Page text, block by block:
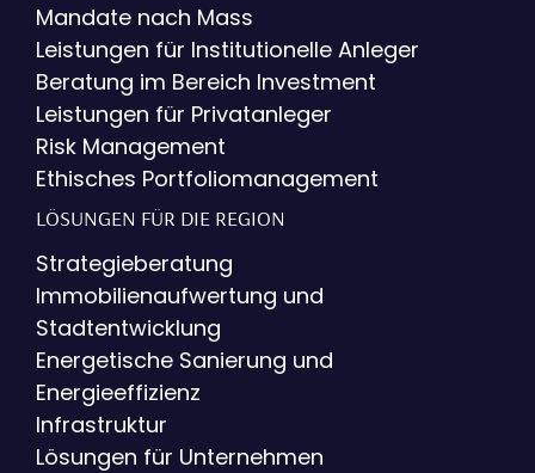
Mandate nach Mass
Leistungen für Institutionelle Anleger
Beratung im Bereich Investment
Leistungen für Privatanleger
Risk Management
Ethisches Portfoliomanagement
LÖSUNGEN FÜR DIE REGION
Strategieberatung
Immobilienaufwertung und
Stadtentwicklung
Energetische Sanierung und
Energieeffizienz
Infrastruktur
Lösungen für Unternehmen